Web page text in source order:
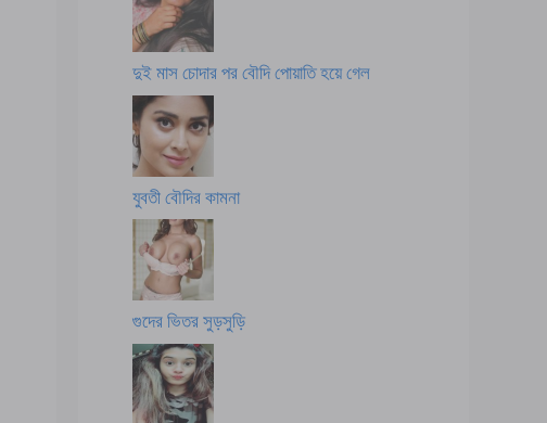
দুই মাস চোদার পর বৌদি পোয়াতি হয়ে গেল
যুবতী বৌদির কামনা
গুদের ভিতর সুড়সুড়ি